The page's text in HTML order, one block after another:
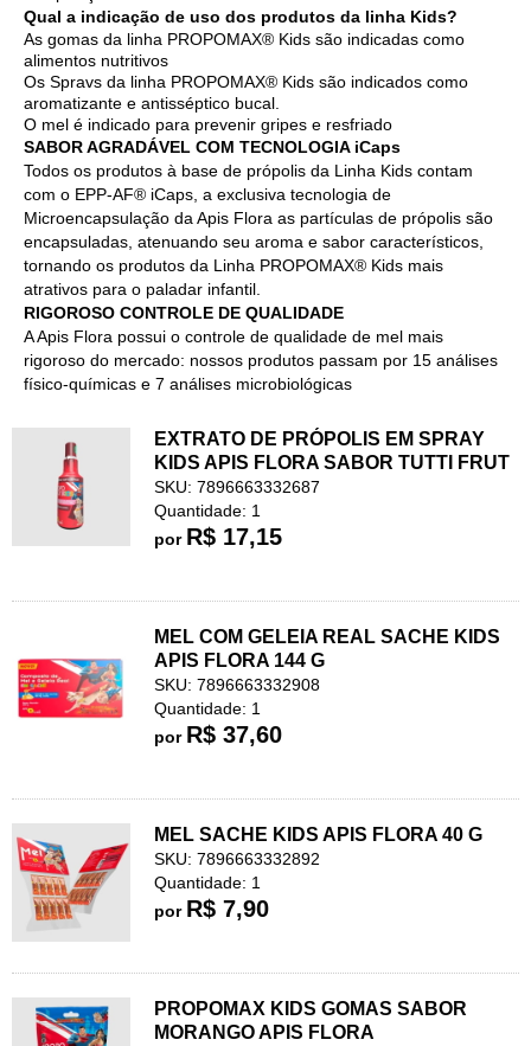
Qual a indicação de uso dos produtos da linha Kids?
As gomas da linha PROPOMAX® Kids são indicadas como
alimentos nutritivos
Os Spravs da linha PROPOMAX® Kids são indicados como
aromatizante e antisséptico bucal.
O mel é indicado para prevenir gripes e resfriado
SABOR AGRADÁVEL COM TECNOLOGIA iCaps
Todos os produtos à base de própolis da Linha Kids contam
com o EPP-AF® iCaps, a exclusiva tecnologia de
Microencapsulação da Apis Flora as partículas de própolis são
encapsuladas, atenuando seu aroma e sabor característicos,
tornando os produtos da Linha PROPOMAX® Kids mais
atrativos para o paladar infantil.
RIGOROSO CONTROLE DE QUALIDADE
A Apis Flora possui o controle de qualidade de mel mais
rigoroso do mercado: nossos produtos passam por 15 análises
físico-químicas e 7 análises microbiológicas
EXTRATO DE PRÓPOLIS EM SPRAY
KIDS APIS FLORA SABOR TUTTI FRUT
SKU: 7896663332687
Quantidade: 1
por R$ 17,15
MEL COM GELEIA REAL SACHE KIDS
APIS FLORA 144 G
SKU: 7896663332908
Quantidade: 1
por R$ 37,60
MEL SACHE KIDS APIS FLORA 40 G
SKU: 7896663332892
Quantidade: 1
por R$ 7,90
PROPOMAX KIDS GOMAS SABOR
MORANGO APIS FLORA